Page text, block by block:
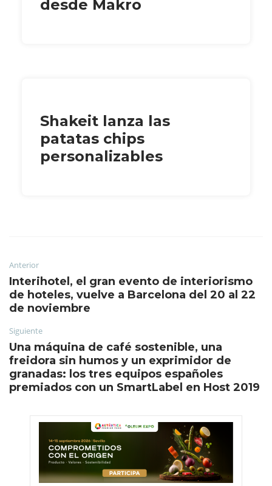
desde Makro
Shakeit lanza las
patatas chips
personalizables
Anterior
Interihotel, el gran evento de interiorismo
de hoteles, vuelve a Barcelona del 20 al 22
de noviembre
Siguiente
Una máquina de café sostenible, una
freidora sin humos y un exprimidor de
granadas: los tres equipos españoles
premiados con un SmartLabel en Host 2019